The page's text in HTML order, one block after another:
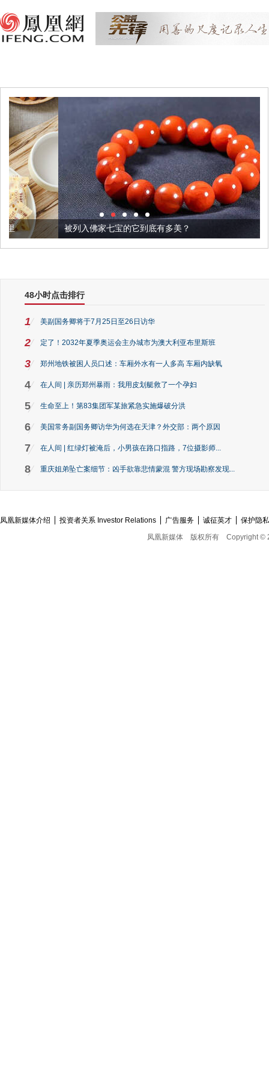
被列入佛家七宝的它到底有多美？
48小时点击排行
1 美副国务卿将于7月25日至26日访华
2 定了！2032年夏季奥运会主办城市为澳大利亚布里斯班
3 郑州地铁被困人员口述：车厢外水有一人多高 车厢内缺氧
4 在人间 | 亲历郑州暴雨：我用皮划艇救了一个孕妇
5 生命至上！第83集团军某旅紧急实施爆破分洪
6 美国常务副国务卿访华为何选在天津？外交部：两个原因
7 在人间 | 红绿灯被淹后，小男孩在路口指路，7位摄影师...
8 重庆姐弟坠亡案细节：凶手欲靠悲情蒙混 警方现场勘察发现...
凤凰新媒体介绍 投资者关系 Investor Relations 广告服务 诚征英才
保护隐
凤凰新媒体
版权所有 Copyright ©